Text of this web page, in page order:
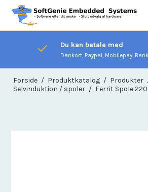
Du kan betale med
Dankort, Paypal, Mobilepay,
Forside / Produktkatalog / Produkter
Selvinduktion / spoler / Ferrit Spole